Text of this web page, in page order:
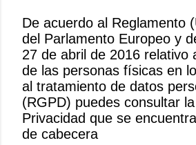
P
u
b
l
i
c
a
De acuerdo al Reglamento
del Parlamento Europeo y
27 de abril de 2016 relativo
de las personas físicas en
al tratamiento de datos
(RGPD) puedes consultar
Privacidad que se
de cabecera